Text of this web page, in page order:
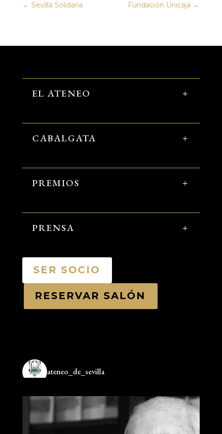
← Sevilla Solidaria Fundación Unicaja →
EL ATENEO
CABALGATA
PREMIOS
PRENSA
SER SOCIO
RESERVAR SALÓN
ateneo_de_sevilla